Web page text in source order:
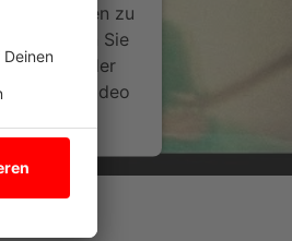
kann Daten zu
Bitte lesen Sie
Sie der
dieses Video